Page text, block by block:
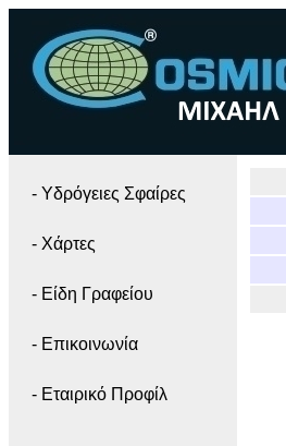
- Yδρόγειες Σφαίρες
- Χάρτες
- Είδη Γραφείου
- Επικοινωνία
- Εταιρικό Προφίλ